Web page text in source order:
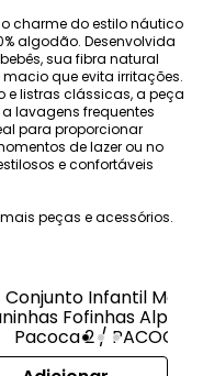
charme do estilo náutico
algodão. Desenvolvida
sua fibra natural
que evita irritações.
listras clássicas, a peça
lavagens frequentes
para proporcionar
de lazer ou no
e confortáveis
peças e acessórios.